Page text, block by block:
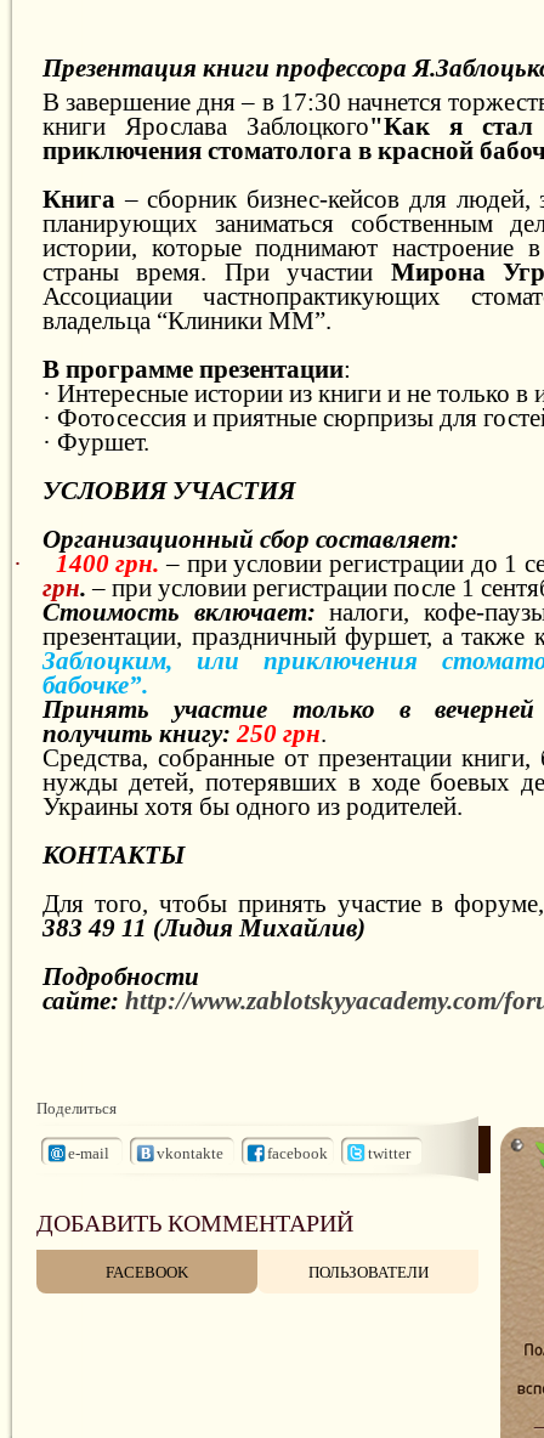
Презентация книги профессора
В завершение дня – в 17:30 начнется
книги Ярослава Заблоцкого"Как я стал
приключения стоматолога в красной
Книга– сборник бизнес-кейсов для
планирующих заниматься собственным
истории, которые поднимают настроение
страны время. При участии Мирона
Ассоциации частнопрактикующих
владельца “Клиники ММ”.
В программе презентации:
· Интересные истории из книги и не только в
· Фотосессия и приятные сюрпризы для
· Фуршет.
УСЛОВИЯ УЧАСТИЯ
Организационный сбор составляет:
·
1400 грн. – при условии регистрации до 1
грн. – при условии регистрации после 1
Стоимость включает:налоги, кофе-
презентации, праздничный фуршет, а также
Заблоцким, или приключения
бабочке”.
Принять участие только в
получить книгу: 250 грн.
Средства, собранные от презентации
нужды детей, потерявших в ходе боевых
Украины хотя бы одного из родителей.
КОНТАКТЫ
Для того, чтобы принять участие в
383 49 11 (Лидия Михайлив)
сайте: http://www.zablotskyyacademy.com/
Поделиться
e-mail vkontakte facebook twitter
ДОБАВИТЬ КОММЕНТАРИЙ
FACEBOOK ПОЛЬЗОВАТЕЛИ